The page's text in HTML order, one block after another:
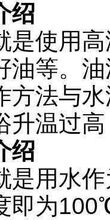
绍
是使用
油等。
方法与
升温过
绍
是用水
即为100